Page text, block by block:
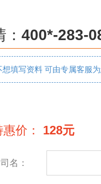
400*-283-
想填写资料 可由专属客服
惠价： 128元
名：